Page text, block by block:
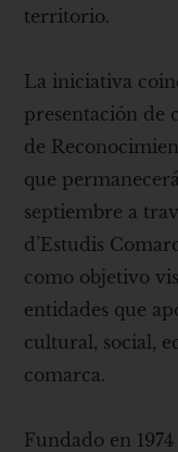
territorio.
La iniciativa
presentación de
de
que
septiembre a
d’Estudis
como objetivo
entidades que
cultural, social,
comarca.
Fundado en